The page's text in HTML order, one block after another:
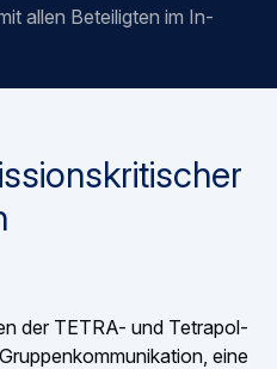
allen Beteiligten im In-
der TETRA- und Tetrapol-
eine